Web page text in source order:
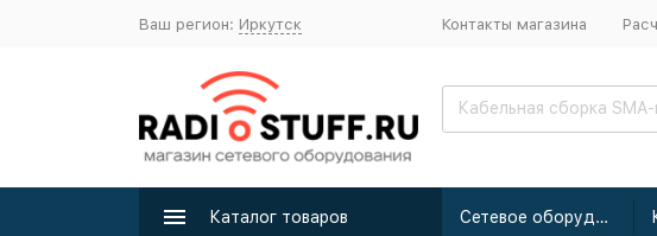
Ваш регион: Иркутск Контакты магазина
Каталог товаров Сетевое оборудование